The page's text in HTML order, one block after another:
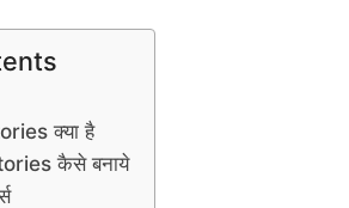
क्या है
कैसे बनाये